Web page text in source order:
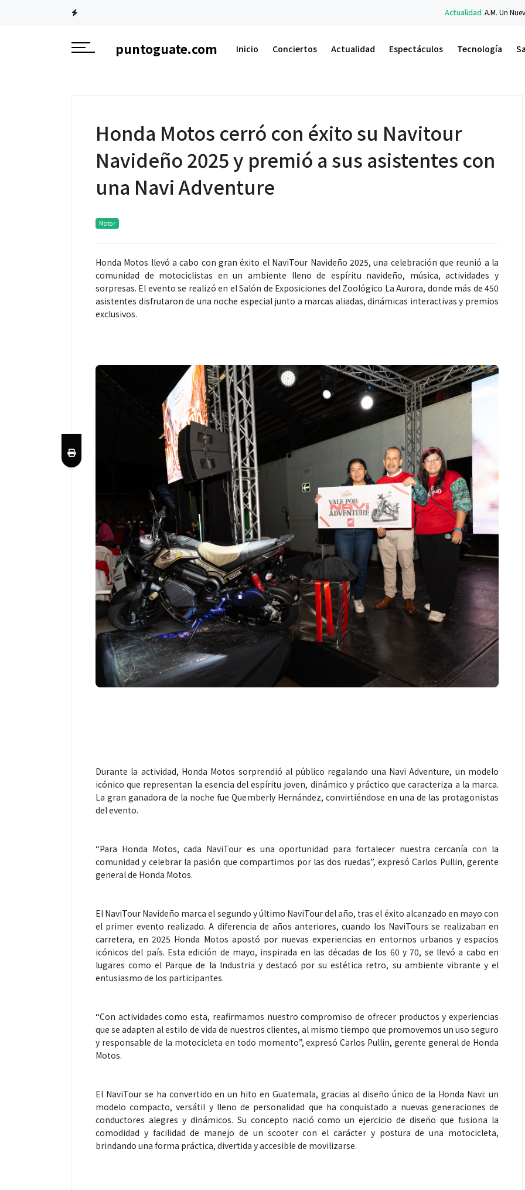
A.M. Un Nuevo Amanecer: el libro de
puntoguate.com Inicio Conciertos Actualidad Espectáculos Tecnología
Honda Motos cerró con éxito su Navitour
Navideño 2025 y premió a sus asistentes con
una Navi Adventure
Motor
Honda Motos llevó a cabo con gran éxito el NaviTour Navideño 2025, una celebración que reunió a la
comunidad de motociclistas en un ambiente lleno de espíritu navideño, música, actividades y
sorpresas. El evento se realizó en el Salón de Exposiciones del Zoológico La Aurora, donde más de 450
asistentes disfrutaron de una noche especial junto a marcas aliadas, dinámicas interactivas y premios
exclusivos.
Durante la actividad, Honda Motos sorprendió al público regalando una Navi Adventure, un modelo
icónico que representan la esencia del espíritu joven, dinámico y práctico que caracteriza a la marca.
La gran ganadora de la noche fue Quemberly Hernández, convirtiéndose en una de las protagonistas
del evento.
“Para Honda Motos, cada NaviTour es una oportunidad para fortalecer nuestra cercanía con la
comunidad y celebrar la pasión que compartimos por las dos ruedas”, expresó Carlos Pullin, gerente
general de Honda Motos.
El NaviTour Navideño marca el segundo y último NaviTour del año, tras el éxito alcanzado en mayo con
el primer evento realizado. A diferencia de años anteriores, cuando los NaviTours se realizaban en
carretera, en 2025 Honda Motos apostó por nuevas experiencias en entornos urbanos y espacios
icónicos del país. Esta edición de mayo, inspirada en las décadas de los 60 y 70, se llevó a cabo en
lugares como el Parque de la Industria y destacó por su estética retro, su ambiente vibrante y el
entusiasmo de los participantes.
“Con actividades como esta, reafirmamos nuestro compromiso de ofrecer productos y experiencias
que se adapten al estilo de vida de nuestros clientes, al mismo tiempo que promovemos un uso seguro
y responsable de la motocicleta en todo momento”, expresó Carlos Pullin, gerente general de Honda
Motos.
El NaviTour se ha convertido en un hito en Guatemala, gracias al diseño único de la Honda Navi: un
modelo compacto, versátil y lleno de personalidad que ha conquistado a nuevas generaciones de
conductores alegres y dinámicos. Su concepto nació como un ejercicio de diseño que fusiona la
comodidad y facilidad de manejo de un scooter con el carácter y postura de una motocicleta,
brindando una forma práctica, divertida y accesible de movilizarse.
Espectáculos
Shakira rompe
Dai” y conquista
mundial en Spotify
Espectáculos
46.º Festival de Marimba Paiz
transforma la tradición en un
espectáculo para todos
Espectáculos
“FRAGMENTOS” su próximo
álbum de estudio